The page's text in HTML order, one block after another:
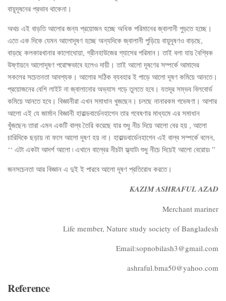
বায়ূদূষনের প্রভাব থাকেনা।
অথচ এই বাড়তি আলোর জন্য প্রয়োজন হচ্ছে অধিক পরিমানের জ্বালানী পুড়তে হচ্ছে।
এতে এক দিকে যেমন আলোদূষণ হচ্ছে অন্যদিকে জ্বালানী পুড়িয়ে বায়ূদূষণও বাড়ছে,
বাড়ছে কলকারখানার কালোধোয়া, গ্রীনহাউজের গ্যাসের পরিমান। তাই বলা যায় বৈশ্বিক
উষ্ণায়নে আলোদূষণ পরোক্ষভাবে হলেও দায়ী। তাই আলো দূষণের সম্পর্কে আমাদের
সকলের সচেতনতা আবশ্যক। আলোর সঠিক ব্যবহার ই পাড়ে আলো দূষণ কমিয়ে আনতে।
প্রয়োজনের বেশি লাইট না জ্বালানোর অভ্যাস গড়ে তুলতে হবে। যতদূর সম্ভব বিলবোর্ড
কমিয়ে আনতে হবে। বিজ্ঞানীরা এখন সমাধান খুজছেন। চলছে নানারকম গভেষণা। আশার
আলো এই যে জার্মান বিজ্ঞানী হারাল্ডবার্ডেনহাগেন তার গবেষণার মাধ্যমে এর সমাধান
খুঁজছেন৷ তারা এমন একটি বাল্ব তৈরি করেছে যার শুধু নীচ দিয়ে আলো বের হয় , আলো
চারিদিকে ছড়ায় না ফলে আলো দূষণ হয় না। হারাল্ডবার্ডেনহাগেন এই বাল্ব সম্পর্কে বলেন,
‘‘ এটা একটা আদর্শ আলো ৷ এখানে বাল্বের নীচটা ফ্ল্যাট৷ শুধু নীচে দিয়েই আলো বেরোয়৷ ”
জনসচেনতা আর বিজ্ঞান এ দুই ই পারবে আলো দূষণ প্রতিরোধ করতে।
KAZIM ASHRAFUL AZAD
Merchant mariner
Life member, Nature study society of Bangladesh
Email:sopnobilash3@gmail.com
ashraful.bma50@yahoo.com
Reference